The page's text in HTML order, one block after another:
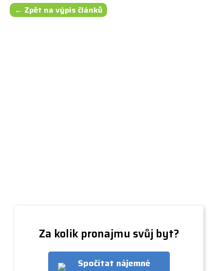
← Zpět na výpis článků
Za kolik pronajmu svůj byt?
Spočítat nájemné